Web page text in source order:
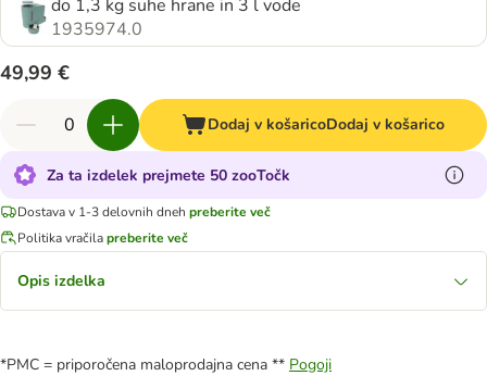
do 1,3 kg suhe hrane in 3 l vode
1935974.0
49,99 €
Dodaj v košaricoDodaj v košarico
Za ta izdelek prejmete 50 zooTočk
Dostava v 1-3 delovnih dneh preberite več
Politika vračilapreberite več
Opis izdelka
*PMC = priporočena maloprodajna cena ** Pogoji